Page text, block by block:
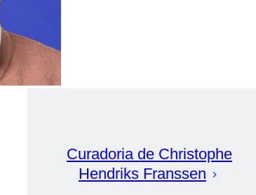
Curadoria de Christophe
Hendriks Franssen